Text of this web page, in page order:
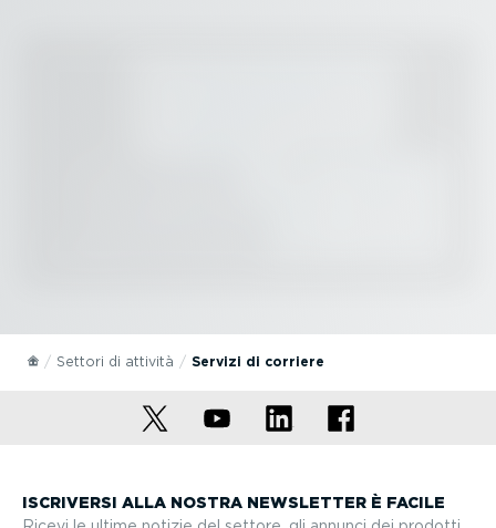
Settori di attività Servizi di corriere
ISCRIVERSI ALLA NOSTRA NEWSLETTER È FACILE